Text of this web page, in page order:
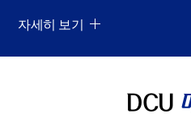
자세히 보기
DCU